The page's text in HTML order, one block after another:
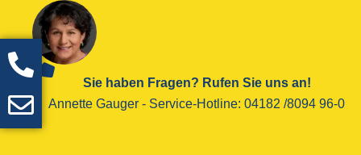
Sie haben Fragen? Rufen Sie uns an!
Annette Gauger - ­Service-Hotline­: 04182 /8094 96-0